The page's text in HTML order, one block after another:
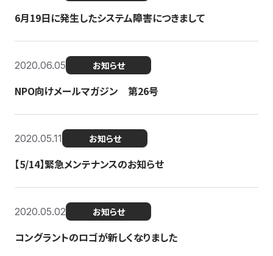
6月19日に発生したシステム障害につきまして
2020.06.05 お知らせ
NPO向けメールマガジン 第26号
2020.05.11 お知らせ
【5/14】緊急メンテナンスのお知らせ
2020.05.02 お知らせ
コングラントのロゴが新しくなりました